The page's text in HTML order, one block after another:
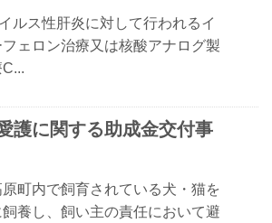
ルス性肝炎に対して行われるイ
フェロン治療又は核酸アナログ製
護に関する助成金交付事
町内で飼育されている犬・猫を
養し、飼い主の責任において避